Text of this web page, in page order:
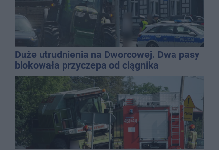
Duże utrudnienia na Dworcowej. Dwa pasy
blokowała przyczepa od ciągnika